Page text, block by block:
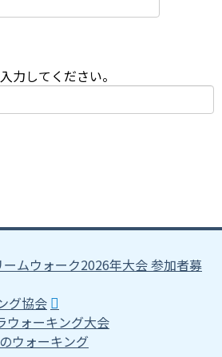
力してください。
ムウォーク2026年大会 参加者募
グ協会
ウォーキング大会
ウォーキング